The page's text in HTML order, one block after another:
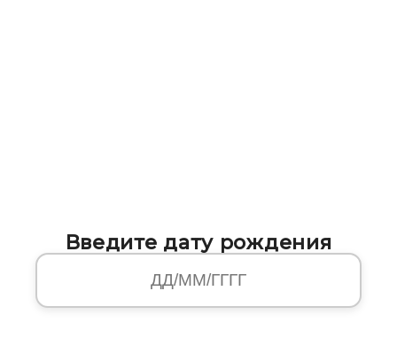
Введите дату рождения